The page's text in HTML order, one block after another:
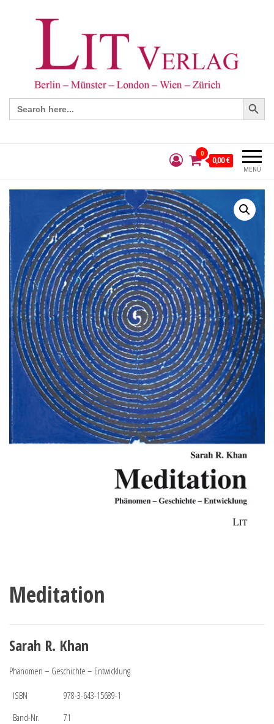
Search
for:
Search Button
MENÜ
0
0,00 €
Meditation
Sarah R. Khan
Phänomen – Geschichte – Entwicklung
ISBN
978-3-643-15689-1
Band-Nr.
71